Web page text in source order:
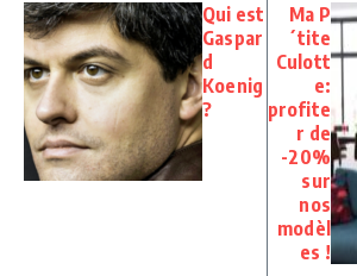
Qui est
Gaspar
d
Koenig
?
Ma P
´tite
Culott
e:
profite
r de
-20%
sur
nos
modèl
es !